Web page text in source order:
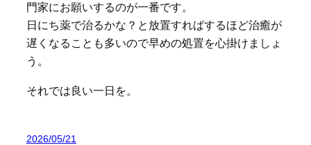
門家にお願いするのが一番です。
日にち薬で治るかな？と放置すればするほど治癒が
遅くなることも多いので早めの処置を心掛けましょ
う。
それでは良い一日を。
2026/05/21